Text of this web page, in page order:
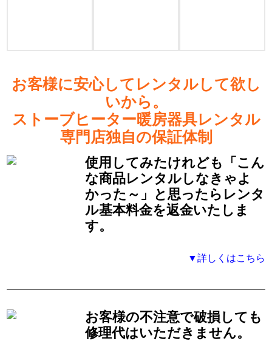
お客様に安心してレンタルして欲し
いから。
ストーブヒーター暖房器具レンタル
専門店独自の保証体制
使用してみたけれども「こん
な商品レンタルしなきゃよ
かった～」と思ったらレンタ
ル基本料金を返金いたしま
す。
▼詳しくはこちら
お客様の不注意で破損しても
修理代はいただきません。